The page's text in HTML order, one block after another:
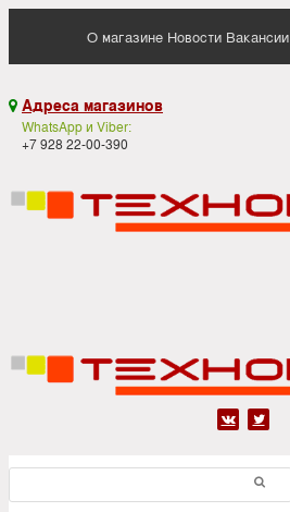
О магазине Новости Вакансии
 Адреса магазинов
WhatsApp и Viber:
+7 928 22-00-390
 